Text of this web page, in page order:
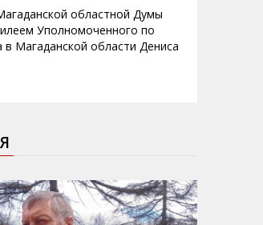
областной Думы
Уполномоченного по
в Магаданской области Дениса